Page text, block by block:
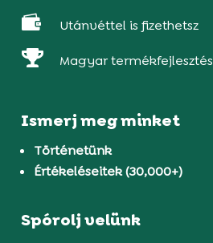
 Utánvéttel is fizethetsz
 Magyar termékfejlesztés
Ismerj meg minket
Történetünk
Értékeléseitek (30,000+)
Spórolj velünk